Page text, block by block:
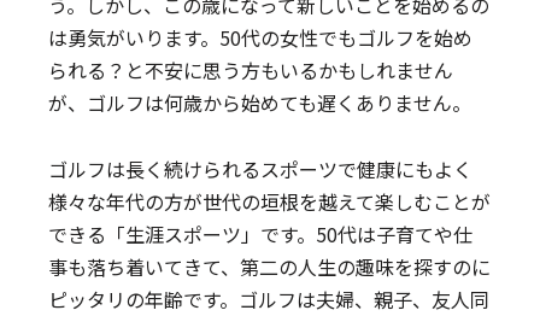
は勇気がいります。50代の女性でもゴルフを始め
られる？と不安に思う方もいるかもしれません
が、ゴルフは何歳から始めても遅くありません。
ゴルフは長く続けられるスポーツで健康にもよく
様々な年代の方が世代の垣根を越えて楽しむことが
できる「生涯スポーツ」です。50代は子育てや仕
事も落ち着いてきて、第二の人生の趣味を探すのに
ピッタリの年齢です。ゴルフは夫婦、親子、友人同